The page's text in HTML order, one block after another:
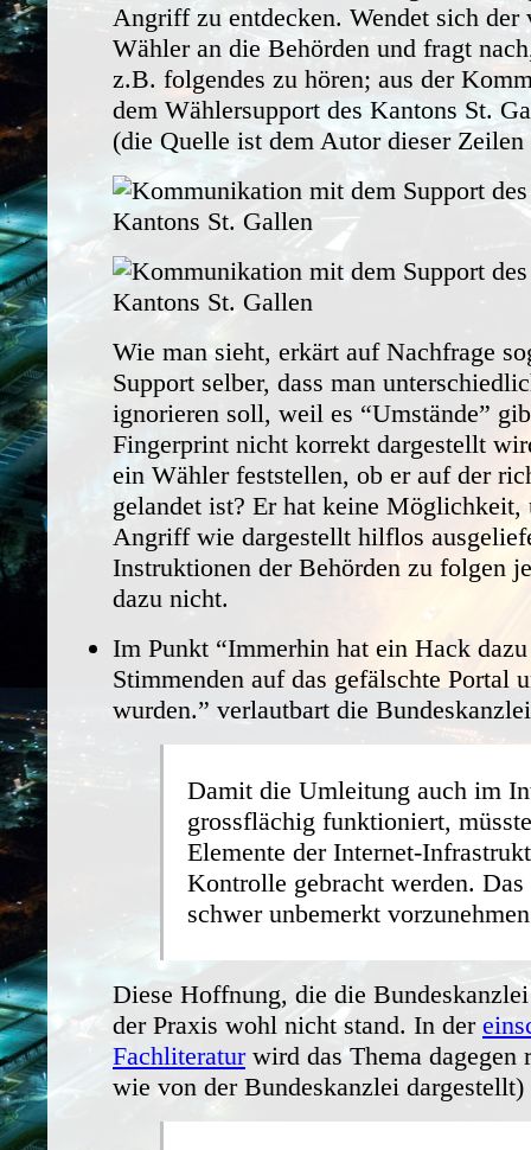
Angriff zu entdecken. Wendet sich der
Wähler an die Behörden und fragt
z.B. folgendes zu hören; aus der
dem Wählersupport des Kantons St.
(die Quelle ist dem Autor dieser Zeilen
Wie man sieht, erkärt auf Nachfrage
Support selber, dass man
ignorieren soll, weil es “Umstände”
Fingerprint nicht korrekt dargestellt
ein Wähler feststellen, ob er auf der
gelandet ist? Er hat keine Möglichkeit,
Angriff wie dargestellt hilflos
Instruktionen der Behörden zu folgen
dazu nicht.
Im Punkt “Immerhin hat ein Hack
Stimmenden auf das gefälschte Portal
wurden.” verlautbart die
Damit die Umleitung auch im
grossflächig funktioniert,
Elemente der Internet-
Kontrolle gebracht werden. Das
schwer unbemerkt
Diese Hoffnung, die die
der Praxis wohl nicht stand. In der
Fachliteraturwird das Thema dagegen
wie von der Bundeskanzlei dargestellt)